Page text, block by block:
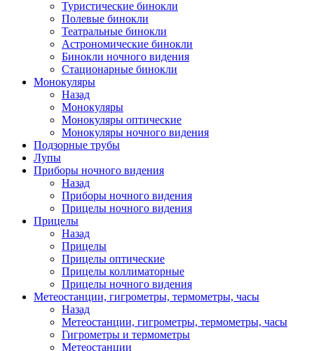
Туристические бинокли
Полевые бинокли
Театральные бинокли
Астрономические бинокли
Бинокли ночного видения
Стационарные бинокли
Монокуляры
Назад
Монокуляры
Монокуляры оптические
Монокуляры ночного видения
Подзорные трубы
Лупы
Приборы ночного видения
Назад
Приборы ночного видения
Прицелы ночного видения
Прицелы
Назад
Прицелы
Прицелы оптические
Прицелы коллиматорные
Прицелы ночного видения
Метеостанции, гигрометры, термометры, часы
Назад
Метеостанции, гигрометры, термометры, часы
Гигрометры и термометры
Метеостанции